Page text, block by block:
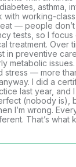
asthma,
with working-
— people
tests, so I focus
treatment. Over
in preventive
metabolic
stress — more
I did a
last year, and
(nobody is),
I’m wrong.
That’s what